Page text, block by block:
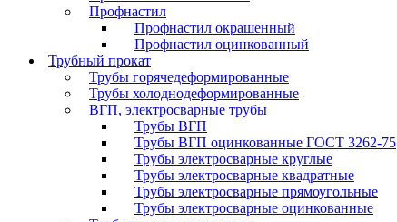
Профнастил
Профнастил окрашенный
Профнастил оцинкованный
Трубный прокат
Трубы горячедеформированные
Трубы холоднодеформированные
ВГП, электросварные трубы
Трубы ВГП
Трубы ВГП оцинкованные ГОСТ 3262-75
Трубы электросварные круглые
Трубы электросварные квадратные
Трубы электросварные прямоугольные
Трубы электросварные оцинкованные